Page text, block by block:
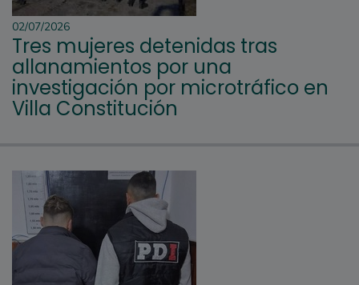
02/07/2026
Tres mujeres detenidas tras
allanamientos por una
investigación por microtráfico en
Villa Constitución